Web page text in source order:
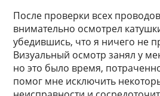
После проверки всех
внимательно осмотрел
убедившись, что я ничего не
Визуальный осмотр занял у
но это было время,
помог мне исключить